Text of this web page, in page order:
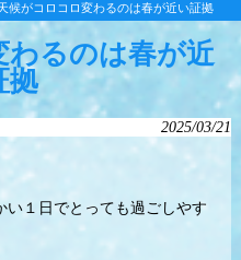
候がコロコロ変わるのは春が近い証拠
わるのは春が近
拠
2025/03/21
い１日でとっても過ごしやす